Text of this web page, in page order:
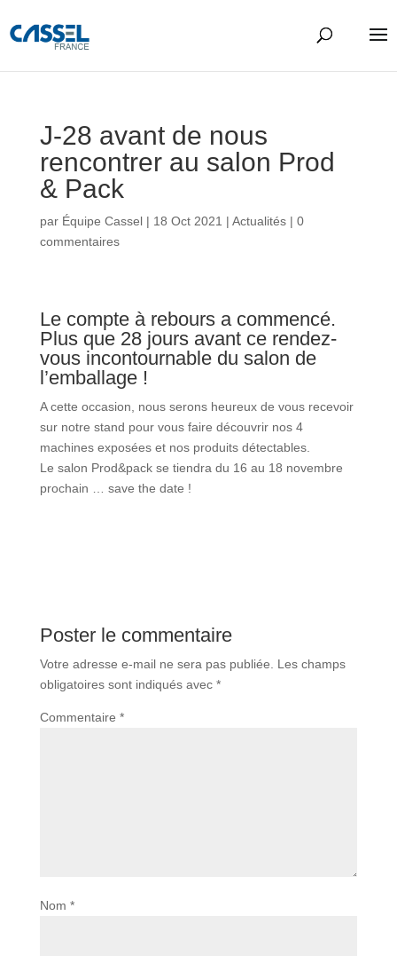
J-28 avant de nous
rencontrer au salon Prod
& Pack
par Équipe Cassel| 18 Oct 2021 | Actualités| 0
commentaires
Le compte à rebours a commencé.
Plus que 28 jours avant ce rendez-
vous incontournable du salon de
l’emballage !
A cette occasion, nous serons heureux de vous recevoir
sur notre stand pour vous faire découvrir nos 4
machines exposées et nos produits détectables.
Le salon Prod&pack se tiendra du 16 au 18 novembre
prochain … save the date !
Poster le commentaire
Votre adresse e-mail ne sera pas publiée.
Les champs
obligatoires sont indiqués avec *
Commentaire *
Nom *